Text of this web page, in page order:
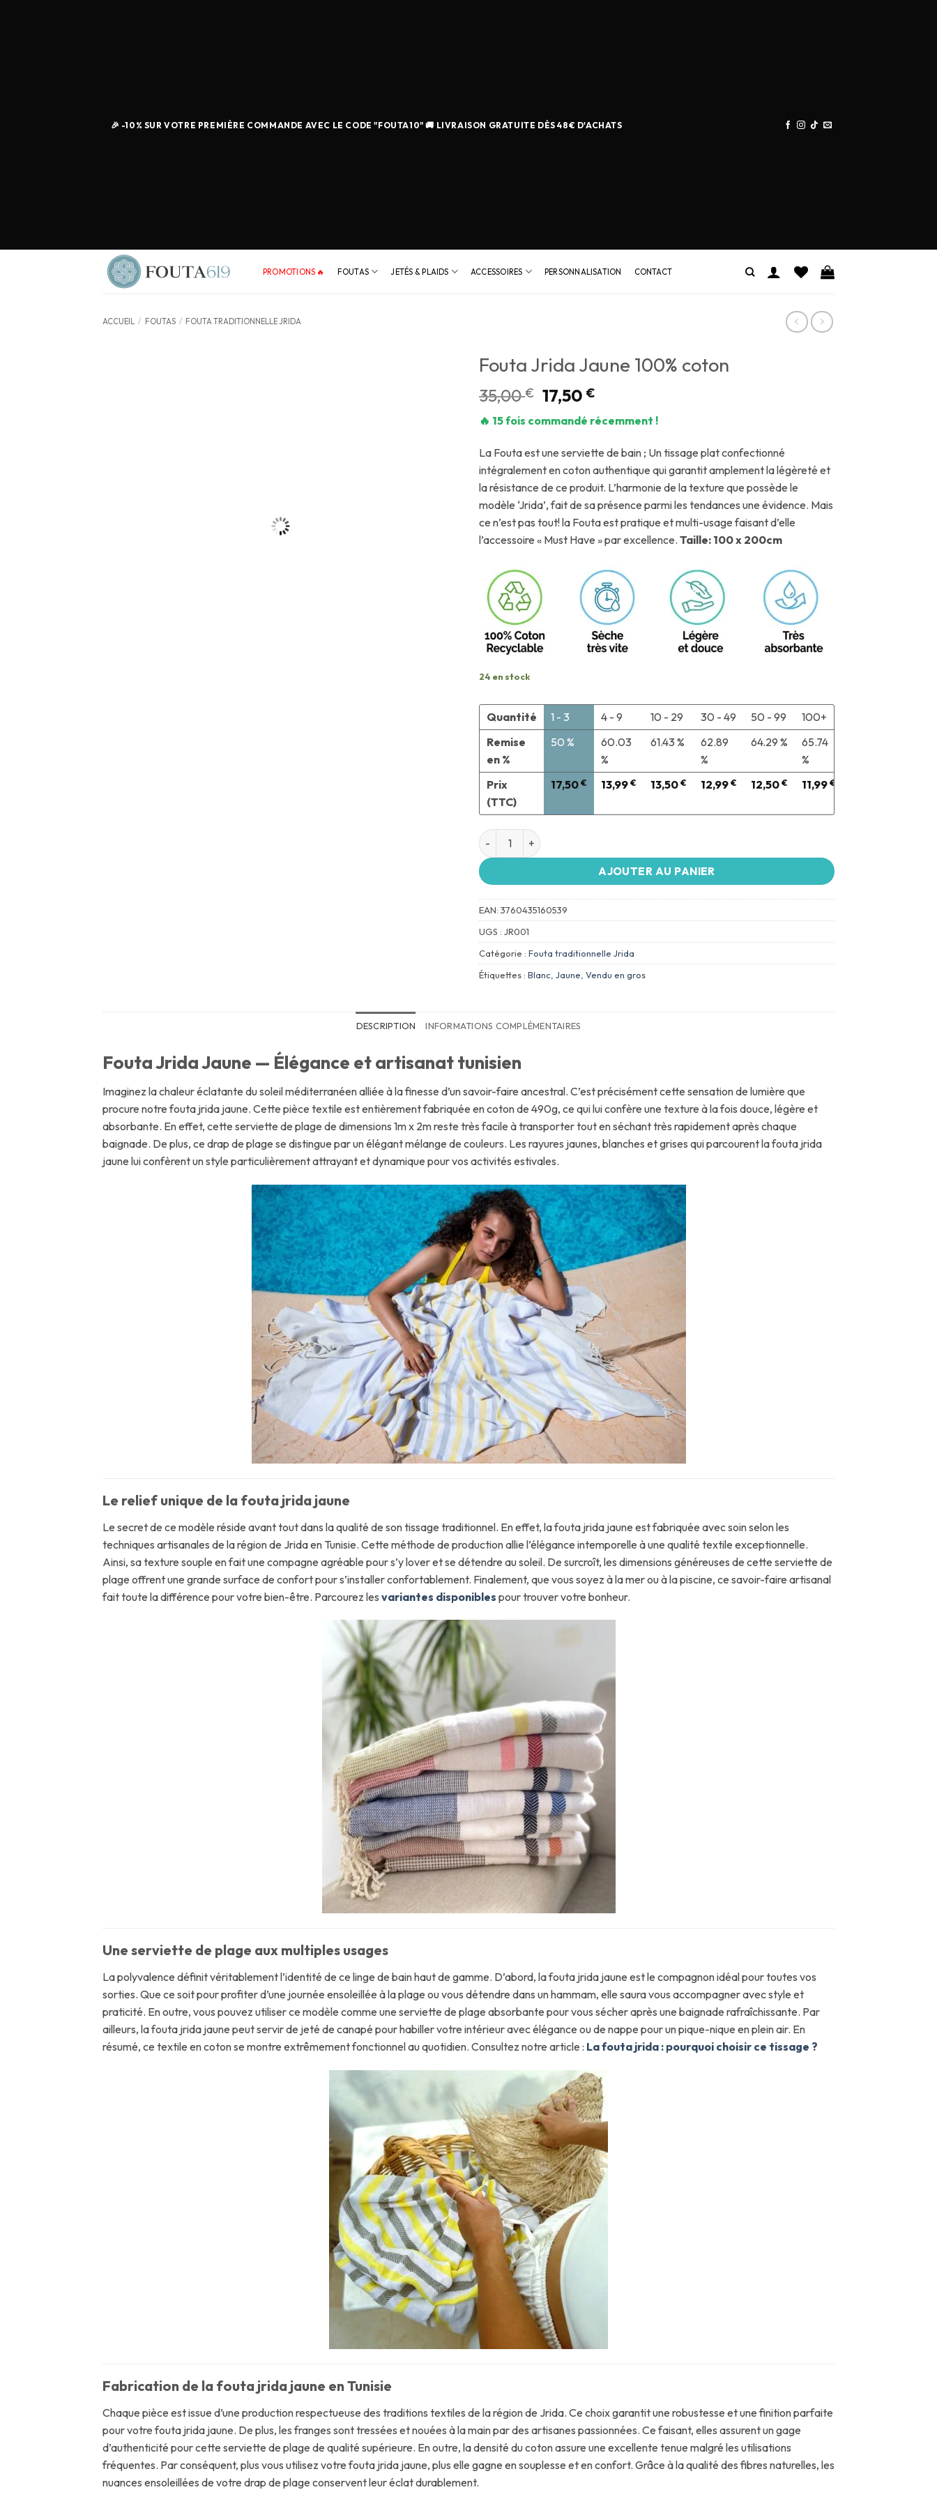
🎉 -10% SUR VOTRE PREMIÈRE COMMANDE AVEC LE CODE "FOUTA10" 🚚 LIVRAISON GRATUITE DÈS 48€ D'ACHATS
PROMOTIONS 🔥 FOUTAS JETÉS & PLAIDS ACCESSOIRES PERSONNALISATION CONTACT
ACCUEIL / FOUTAS / FOUTA TRADITIONNELLE JRIDA
Fouta Jrida Jaune 100% coton
35,00€ 17,50€
🔥 15 fois commandé récemment !
La Fouta est une serviette de bain ; Un tissage plat confectionné
intégralement en coton authentique qui garantit amplement la légèreté et
la résistance de ce produit. L’harmonie de la texture que possède le
modèle ‘Jrida’, fait de sa présence parmi les tendances une évidence. Mais
ce n’est pas tout! la Fouta est pratique et multi-usage faisant d’elle
l’accessoire « Must Have » par excellence. Taille: 100 x 200cm
24 en stock
Quantité
Remise
en %
Prix
(TTC)
1 - 3
50 %
17,50 €
4 - 9
60.03
%
13,99 €
10 - 29
61.43 %
13,50 €
30 - 49
62.89
%
12,99 €
50 - 99
64.29 %
12,50 €
100+
65.74
%
11,99 €
AJOUTER AU PANIER
EAN: 3760435160539
UGS : JR001
Catégorie : Fouta traditionnelle Jrida
Étiquettes : Blanc, Jaune, Vendu en gros
DESCRIPTION INFORMATIONS COMPLÉMENTAIRES
Fouta Jrida Jaune — Élégance et artisanat tunisien
Imaginez la chaleur éclatante du soleil méditerranéen alliée à la finesse d’un savoir-faire ancestral. C’est précisément cette sensation de lumière que
procure notre fouta jrida jaune. Cette pièce textile est entièrement fabriquée en coton de 490g, ce qui lui confère une texture à la fois douce, légère et
absorbante. En effet, cette serviette de plage de dimensions 1m x 2m reste très facile à transporter tout en séchant très rapidement après chaque
baignade. De plus, ce drap de plage se distingue par un élégant mélange de couleurs. Les rayures jaunes, blanches et grises qui parcourent la fouta jrida
jaune lui confèrent un style particulièrement attrayant et dynamique pour vos activités estivales.
Le relief unique de la fouta jrida jaune
Le secret de ce modèle réside avant tout dans la qualité de son tissage traditionnel. En effet, la fouta jrida jaune est fabriquée avec soin selon les
techniques artisanales de la région de Jrida en Tunisie. Cette méthode de production allie l’élégance intemporelle à une qualité textile exceptionnelle.
Ainsi, sa texture souple en fait une compagne agréable pour s’y lover et se détendre au soleil. De surcroît, les dimensions généreuses de cette serviette de
plage offrent une grande surface de confort pour s’installer confortablement. Finalement, que vous soyez à la mer ou à la piscine, ce savoir-faire artisanal
fait toute la différence pour votre bien-être. Parcourez les variantes disponibles pour trouver votre bonheur.
Une serviette de plage aux multiples usages
La polyvalence définit véritablement l’identité de ce linge de bain haut de gamme. D’abord, la fouta jrida jaune est le compagnon idéal pour toutes vos
sorties. Que ce soit pour profiter d’une journée ensoleillée à la plage ou vous détendre dans un hammam, elle saura vous accompagner avec style et
praticité. En outre, vous pouvez utiliser ce modèle comme une serviette de plage absorbante pour vous sécher après une baignade rafraîchissante. Par
ailleurs, la fouta jrida jaune peut servir de jeté de canapé pour habiller votre intérieur avec élégance ou de nappe pour un pique-nique en plein air. En
résumé, ce textile en coton se montre extrêmement fonctionnel au quotidien. Consultez notre article : La fouta jrida : pourquoi choisir ce tissage ?
Fabrication de la fouta jrida jaune en Tunisie
Chaque pièce est issue d’une production respectueuse des traditions textiles de la région de Jrida. Ce choix garantit une robustesse et une finition parfaite
pour votre fouta jrida jaune. De plus, les franges sont tressées et nouées à la main par des artisanes passionnées. Ce faisant, elles assurent un gage
d’authenticité pour cette serviette de plage de qualité supérieure. En outre, la densité du coton assure une excellente tenue malgré les utilisations
fréquentes. Par conséquent, plus vous utilisez votre fouta jrida jaune, plus elle gagne en souplesse et en confort. Grâce à la qualité des fibres naturelles, les
nuances ensoleillées de votre drap de plage conservent leur éclat durablement.